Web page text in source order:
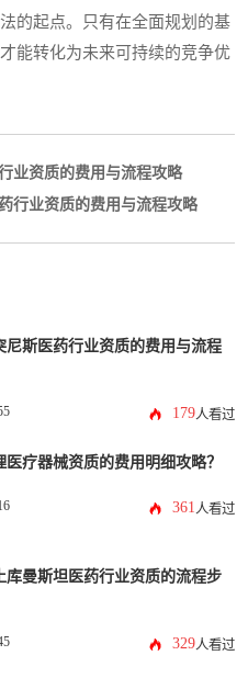
的起点。只有在全面规划的基
能转化为未来可持续的竞争优
业资质的费用与流程攻略
行业资质的费用与流程攻略
尼斯医药行业资质的费用与流程
179人看过
疗器械资质的费用明细攻略？
361人看过
库曼斯坦医药行业资质的流程步
329人看过